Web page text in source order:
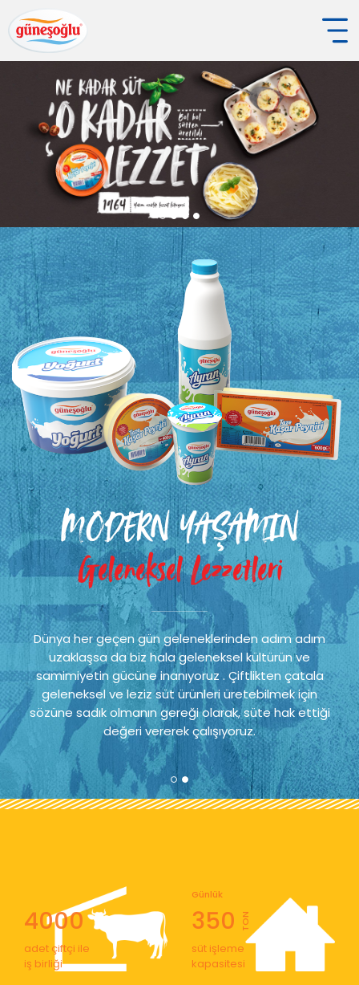
MODERN YAŞAMIN
Geleneksel Lezzetleri
Dünya her geçen gün geleneklerinden adım adım
uzaklaşsa da biz hala geleneksel kültürün ve
samimiyetin gücüne inanıyoruz . Çiftlikten çatala
geleneksel ve leziz süt ürünleri üretebilmek için
sözüne sadık olmanın gereği olarak, süte hak ettiği
değeri vererek çalışıyoruz.
4000
adet çiftçi ile
iş birliği
350
Günlük
TON
süt işleme
kapasitesi